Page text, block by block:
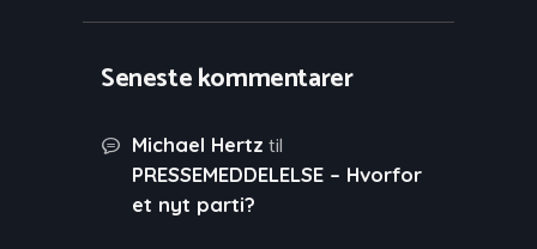
Seneste kommentarer
Michael Hertz til
PRESSEMEDDELELSE – Hvorfor
et nyt parti?